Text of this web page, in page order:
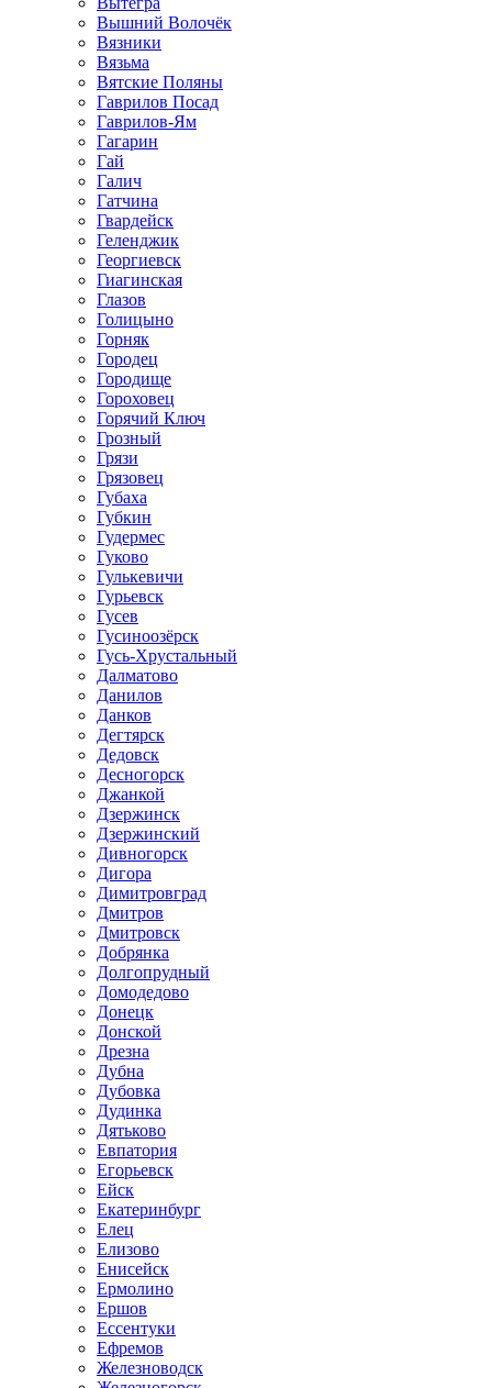
Вышний Волочёк
Вязники
Вязьма
Вятские Поляны
Гаврилов Посад
Гаврилов-Ям
Гагарин
Гай
Галич
Гатчина
Гвардейск
Геленджик
Георгиевск
Гиагинская
Глазов
Голицыно
Горняк
Городец
Городище
Гороховец
Горячий Ключ
Грозный
Грязи
Грязовец
Губаха
Губкин
Гудермес
Гуково
Гулькевичи
Гурьевск
Гусев
Гусиноозёрск
Гусь-Хрустальный
Далматово
Данилов
Данков
Дегтярск
Дедовск
Десногорск
Джанкой
Дзержинск
Дзержинский
Дивногорск
Дигора
Димитровград
Дмитров
Дмитровск
Добрянка
Долгопрудный
Домодедово
Донецк
Донской
Дрезна
Дубна
Дубовка
Дудинка
Дятьково
Евпатория
Егорьевск
Ейск
Екатеринбург
Елец
Елизово
Енисейск
Ермолино
Ершов
Ессентуки
Ефремов
Железноводск